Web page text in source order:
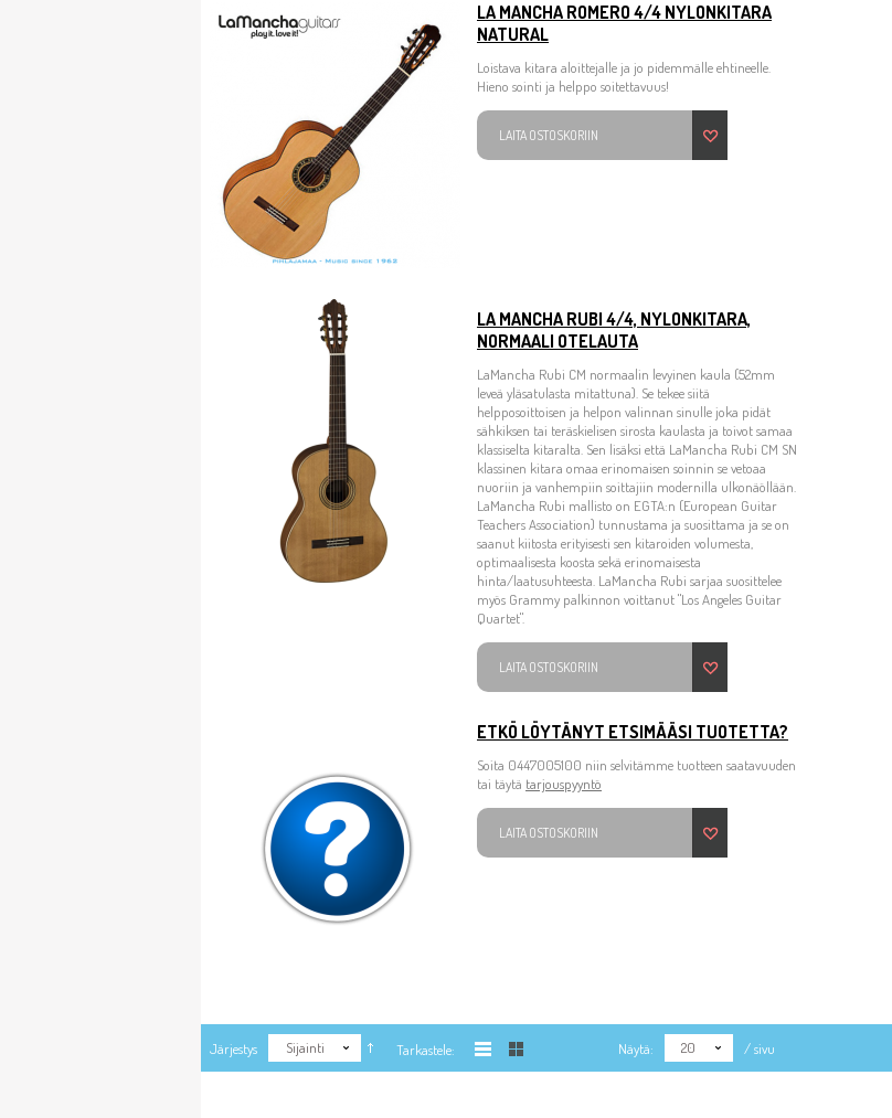
LA MANCHA ROMERO 4/4 NYLONKITARA
NATURAL
Loistava kitara aloittejalle ja jo pidemmälle ehtineelle.
Hieno sointi ja helppo soitettavuus!
LAITA OSTOSKORIIN
LA MANCHA RUBI 4/4, NYLONKITARA,
NORMAALI OTELAUTA
LaMancha Rubi CM normaalin levyinen kaula (52mm
leveä yläsatulasta mitattuna). Se tekee siitä
helpposoittoisen ja helpon valinnan sinulle joka pidät
sähkiksen tai teräskielisen sirosta kaulasta ja toivot samaa
klassiselta kitaralta. Sen lisäksi että LaMancha Rubi CM SN
klassinen kitara omaa erinomaisen soinnin se vetoaa
nuoriin ja vanhempiin soittajiin modernilla ulkonäöllään.
LaMancha Rubi mallisto on EGTA:n (European Guitar
Teachers Association) tunnustama ja suosittama ja se on
saanut kiitosta erityisesti sen kitaroiden volumesta,
optimaalisesta koosta sekä erinomaisesta
hinta/laatusuhteesta. LaMancha Rubi sarjaa suosittelee
myös Grammy palkinnon voittanut "Los Angeles Guitar
Quartet".
LAITA OSTOSKORIIN
ETKÖ LÖYTÄNYT ETSIMÄÄSI TUOTETTA?
Soita 0447005100 niin selvitämme tuotteen saatavuuden
tai täytä tarjouspyyntö
LAITA OSTOSKORIIN
Järjestys Sijainti Tarkastele: Näytä: 20 / sivu